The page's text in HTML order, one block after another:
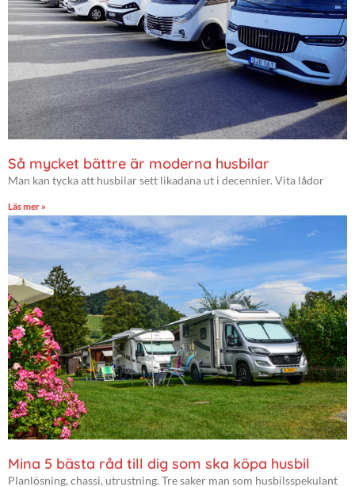
Så mycket bättre är moderna husbilar
Man kan tycka att husbilar sett likadana ut i decennier. Vita lådor
Läs mer »
Mina 5 bästa råd till dig som ska köpa husbil
Planlösning, chassi, utrustning. Tre saker man som husbilsspekulant